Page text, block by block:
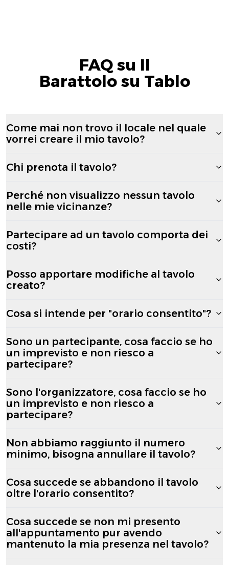
FAQ su Il
Barattolo su Tablo
Come mai non trovo il locale nel quale
vorrei creare il mio tavolo?
Chi prenota il tavolo?
Perché non visualizzo nessun tavolo
nelle mie vicinanze?
Partecipare ad un tavolo comporta dei
costi?
Posso apportare modifiche al tavolo
creato?
Cosa si intende per "orario consentito"?
Sono un partecipante, cosa faccio se ho
un imprevisto e non riesco a
partecipare?
Sono l'organizzatore, cosa faccio se ho
un imprevisto e non riesco a
partecipare?
Non abbiamo raggiunto il numero
minimo, bisogna annullare il tavolo?
Cosa succede se abbandono il tavolo
oltre l'orario consentito?
Cosa succede se non mi presento
all'appuntamento pur avendo
mantenuto la mia presenza nel tavolo?